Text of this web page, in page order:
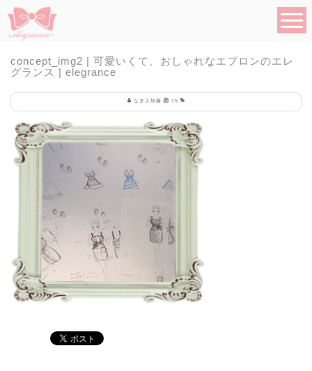
concept_img2 | 可愛いくて、おしゃれなエプロンのエレ
グランス | elegrance
なぎさ加藤 15